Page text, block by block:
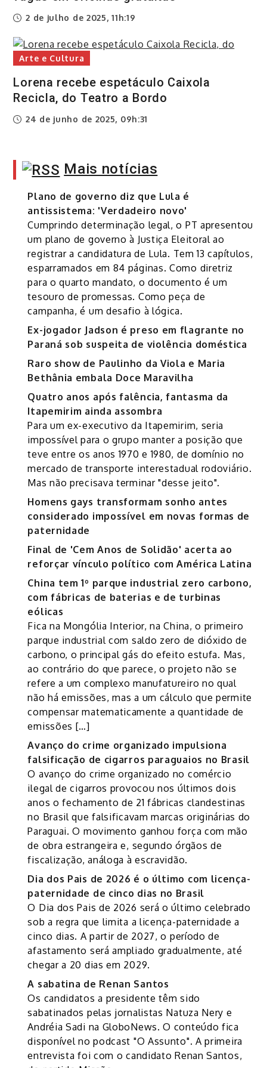
2 de julho de 2025, 11h:19
Arte e Cultura
Lorena recebe espetáculo Caixola
Recicla, do Teatro a Bordo
24 de junho de 2025, 09h:31
Mais notícias
Plano de governo diz que Lula é
antissistema: 'Verdadeiro novo'
Cumprindo determinação legal, o PT apresentou
um plano de governo à Justiça Eleitoral ao
registrar a candidatura de Lula. Tem 13 capítulos,
esparramados em 84 páginas. Como diretriz
para o quarto mandato, o documento é um
tesouro de promessas. Como peça de
campanha, é um desafio à lógica.
Ex-jogador Jadson é preso em flagrante no
Paraná sob suspeita de violência doméstica
Raro show de Paulinho da Viola e Maria
Bethânia embala Doce Maravilha
Quatro anos após falência, fantasma da
Itapemirim ainda assombra
Para um ex-executivo da Itapemirim, seria
impossível para o grupo manter a posição que
teve entre os anos 1970 e 1980, de domínio no
mercado de transporte interestadual rodoviário.
Mas não precisava terminar "desse jeito".
Homens gays transformam sonho antes
considerado impossível em novas formas de
paternidade
Final de 'Cem Anos de Solidão' acerta ao
reforçar vínculo político com América Latina
China tem 1º parque industrial zero carbono,
com fábricas de baterias e de turbinas
eólicas
Fica na Mongólia Interior, na China, o primeiro
parque industrial com saldo zero de dióxido de
carbono, o principal gás do efeito estufa. Mas,
ao contrário do que parece, o projeto não se
refere a um complexo manufatureiro no qual
não há emissões, mas a um cálculo que permite
compensar matematicamente a quantidade de
emissões […]
Avanço do crime organizado impulsiona
falsificação de cigarros paraguaios no Brasil
O avanço do crime organizado no comércio
ilegal de cigarros provocou nos últimos dois
anos o fechamento de 21 fábricas clandestinas
no Brasil que falsificavam marcas originárias do
Paraguai. O movimento ganhou força com mão
de obra estrangeira e, segundo órgãos de
fiscalização, análoga à escravidão.
Dia dos Pais de 2026 é o último com licença-
paternidade de cinco dias no Brasil
O Dia dos Pais de 2026 será o último celebrado
sob a regra que limita a licença-paternidade a
cinco dias. A partir de 2027, o período de
afastamento será ampliado gradualmente, até
chegar a 20 dias em 2029.
A sabatina de Renan Santos
Os candidatos a presidente têm sido
sabatinados pelas jornalistas Natuza Nery e
Andréia Sadi na GloboNews. O conteúdo fica
disponível no podcast "O Assunto". A primeira
entrevista foi com o candidato Renan Santos,